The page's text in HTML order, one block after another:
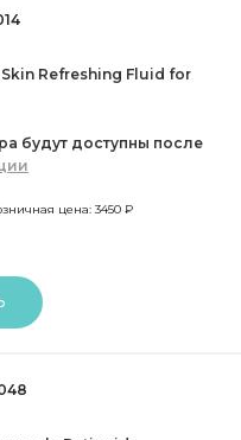
Refreshing Fluid for
будут доступны после
цена: 3450 ₽